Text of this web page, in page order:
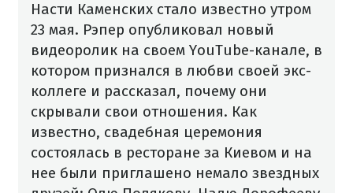
Насти Каменских стало известно утром
23 мая. Рэпер опубликовал новый
видеоролик на своем YouTube-канале, в
котором признался в любви своей экс-
коллеге и рассказал, почему они
скрывали свои отношения. Как
известно, свадебная церемония
состоялась в ресторане за Киевом и на
нее были приглашено немало звездных